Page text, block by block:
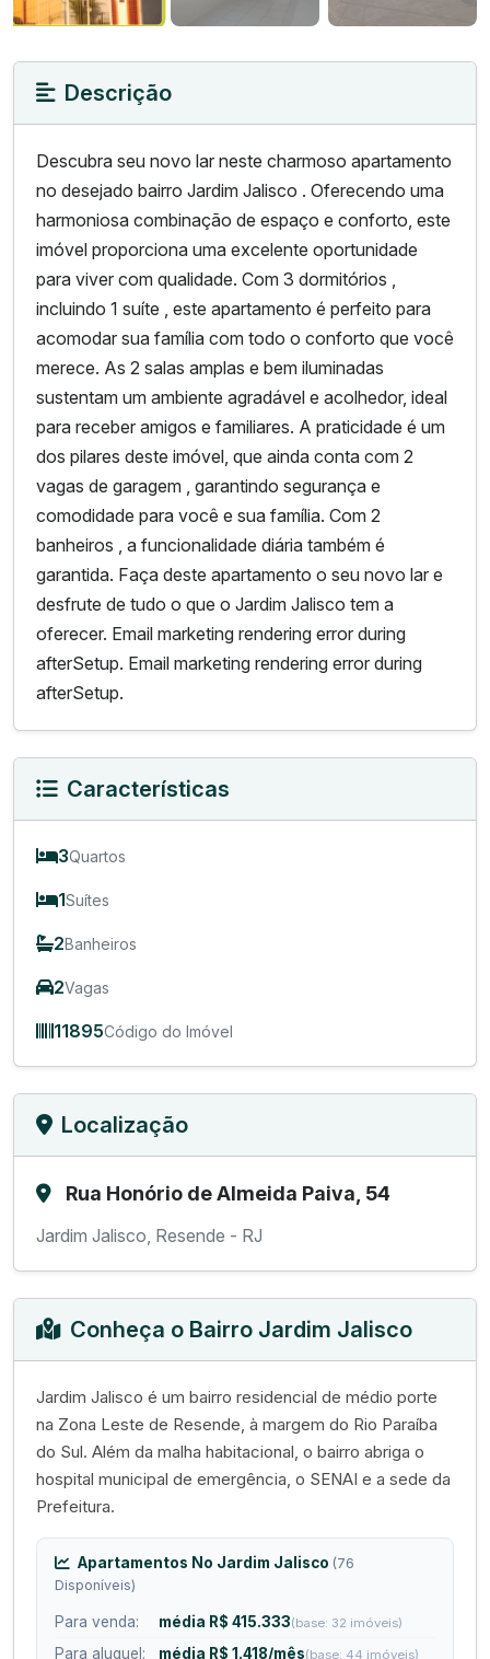
Descrição
Descubra seu novo lar neste charmoso apartamento
no desejado bairro Jardim Jalisco . Oferecendo uma
harmoniosa combinação de espaço e conforto, este
imóvel proporciona uma excelente oportunidade
para viver com qualidade. Com 3 dormitórios ,
incluindo 1 suíte , este apartamento é perfeito para
acomodar sua família com todo o conforto que você
merece. As 2 salas amplas e bem iluminadas
sustentam um ambiente agradável e acolhedor, ideal
para receber amigos e familiares. A praticidade é um
dos pilares deste imóvel, que ainda conta com 2
vagas de garagem , garantindo segurança e
comodidade para você e sua família. Com 2
banheiros , a funcionalidade diária também é
garantida. Faça deste apartamento o seu novo lar e
desfrute de tudo o que o Jardim Jalisco tem a
oferecer. Email marketing rendering error during
afterSetup. Email marketing rendering error during
afterSetup.
Características
3Quartos
1Suítes
2Banheiros
2Vagas
11895Código do Imóvel
Localização
Rua Honório de Almeida Paiva, 54
Jardim Jalisco, Resende - RJ
Conheça o Bairro Jardim Jalisco
Jardim Jalisco é um bairro residencial de médio porte
na Zona Leste de Resende, à margem do Rio Paraíba
do Sul. Além da malha habitacional, o bairro abriga o
hospital municipal de emergência, o SENAI e a sede da
Prefeitura.
Apartamentos No Jardim Jalisco (76
Disponíveis)
Para venda: média R$ 415.333(base: 32 imóveis)
Para aluguel: média R$ 1.418/mês(base: 44 imóveis)